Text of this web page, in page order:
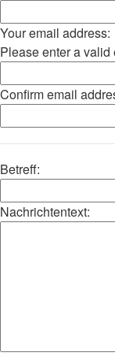
Your email address:
Please enter a
Confirm email
Betreff:
Nachrichtentext: